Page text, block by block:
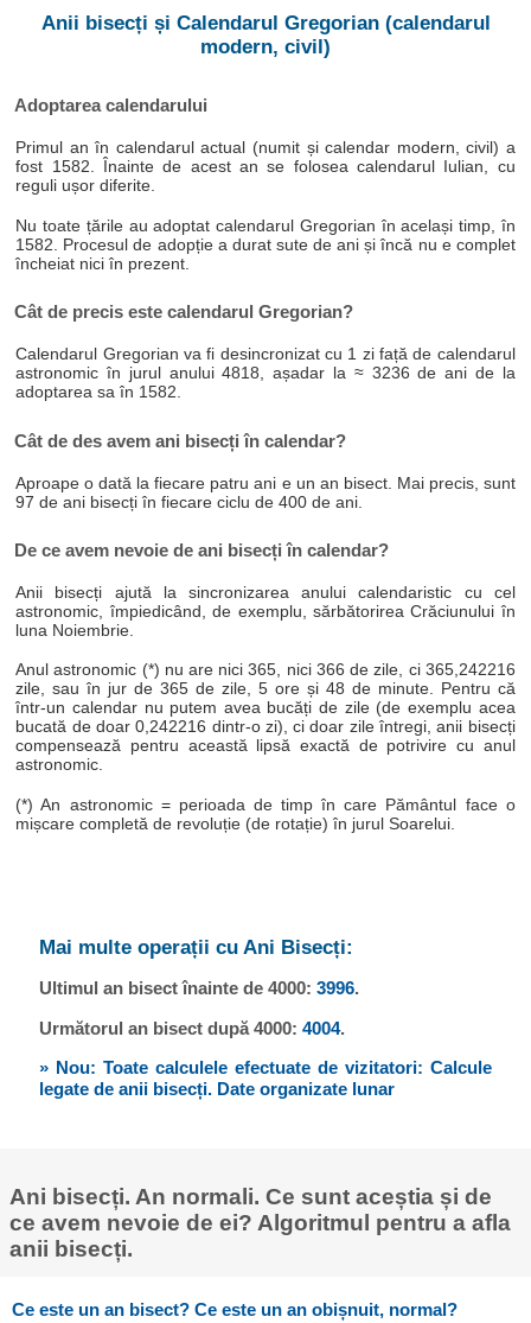
Anii bisecți și Calendarul Gregorian (calendarul
modern, civil)
Adoptarea calendarului
Primul an în calendarul actual (numit și calendar modern, civil) a
fost 1582. Înainte de acest an se folosea calendarul Iulian, cu
reguli ușor diferite.
Nu toate țările au adoptat calendarul Gregorian în același timp, în
1582. Procesul de adopție a durat sute de ani și încă nu e complet
încheiat nici în prezent.
Cât de precis este calendarul Gregorian?
Calendarul Gregorian va fi desincronizat cu 1 zi față de calendarul
astronomic în jurul anului 4818, așadar la ≈ 3236 de ani de la
adoptarea sa în 1582.
Cât de des avem ani bisecți în calendar?
Aproape o dată la fiecare patru ani e un an bisect. Mai precis, sunt
97 de ani bisecți în fiecare ciclu de 400 de ani.
De ce avem nevoie de ani bisecți în calendar?
Anii bisecți ajută la sincronizarea anului calendaristic cu cel
astronomic, împiedicând, de exemplu, sărbătorirea Crăciunului în
luna Noiembrie.
Anul astronomic (*) nu are nici 365, nici 366 de zile, ci 365,242216
zile, sau în jur de 365 de zile, 5 ore și 48 de minute. Pentru că
într-un calendar nu putem avea bucăți de zile (de exemplu acea
bucată de doar 0,242216 dintr-o zi), ci doar zile întregi, anii bisecți
compensează pentru această lipsă exactă de potrivire cu anul
astronomic.
(*) An astronomic = perioada de timp în care Pământul face o
mișcare completă de revoluție (de rotație) în jurul Soarelui.
Mai multe operații cu Ani Bisecți:
Ultimul an bisect înainte de 4000: 3996.
Următorul an bisect după 4000: 4004.
» Nou: Toate calculele efectuate de vizitatori: Calcule
legate de anii bisecți. Date organizate lunar
Ani bisecți. An normali. Ce sunt aceștia și de
ce avem nevoie de ei? Algoritmul pentru a afla
anii bisecți.
Ce este un an bisect? Ce este un an obișnuit, normal?